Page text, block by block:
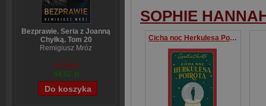
Bezprawie. Seria z Joanną
Chyłką. Tom 20
Remigiusz Mróz
57,60 zł
44,02 zł
SOPHIE
Cicha noc Herkulesa Poirota